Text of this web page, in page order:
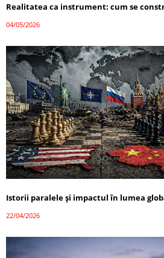
Realitatea ca instrument: cum se
04/05/2026
Istorii paralele și impactul în lumea
22/04/2026